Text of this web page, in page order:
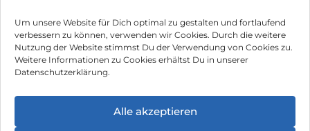
Um unsere Website für Dich optimal zu gestalten und fortlaufend
verbessern zu können, verwenden wir Cookies. Durch die weitere
Nutzung der Website stimmst Du der Verwendung von Cookies zu.
Weitere Informationen zu Cookies erhältst Du in unserer
Datenschutzerklärung.
Alle akzeptieren
Impressum